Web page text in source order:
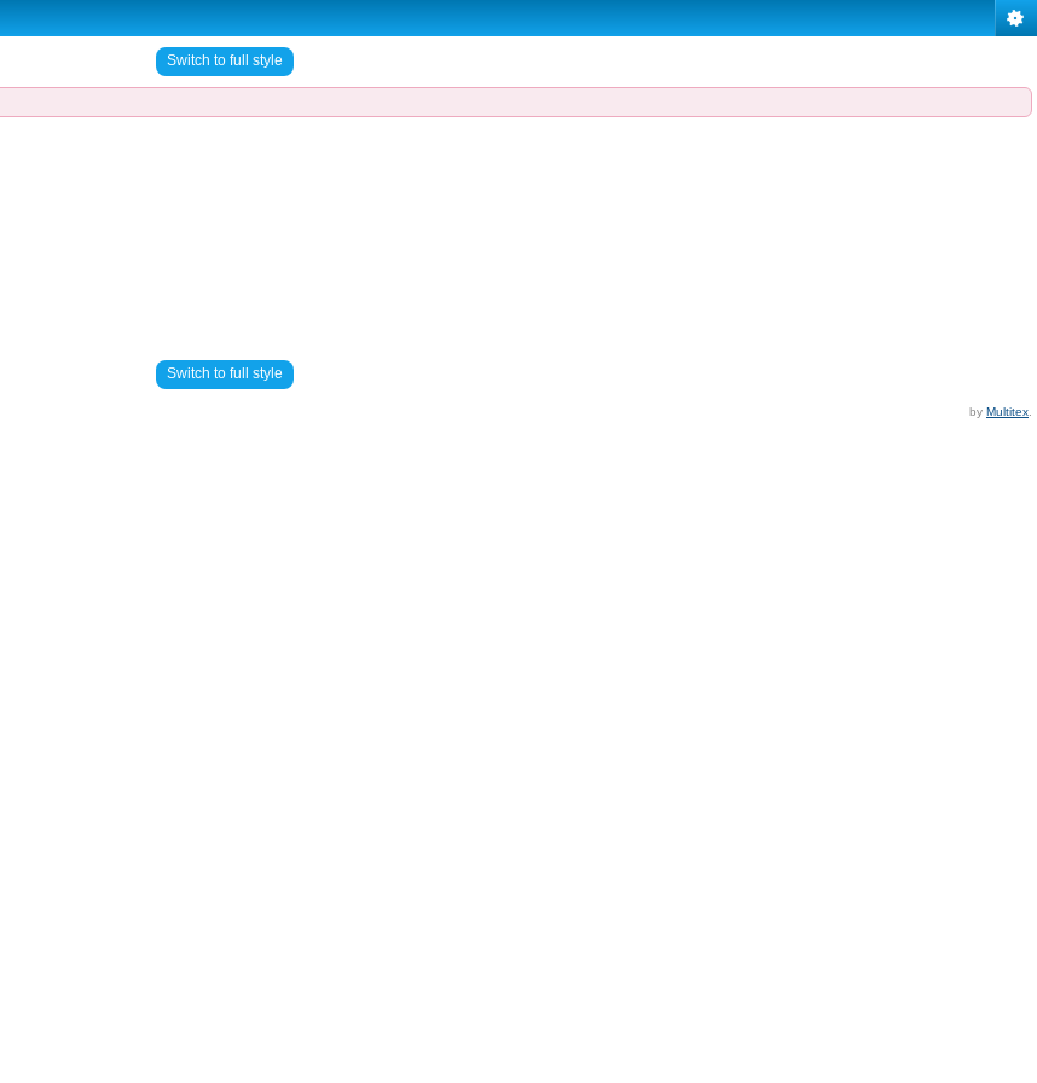
Switch to full style
Switch to full style
by Multitex